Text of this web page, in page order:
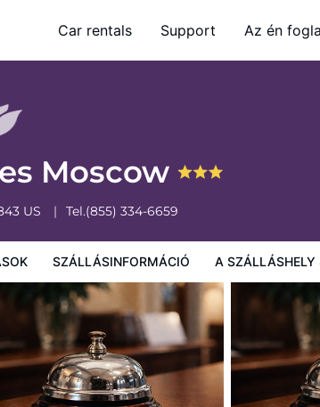
Car rentals Support Az én
Moscow
US Tel.(855) 334-6659
SZÁLLÁSINFORMÁCIÓ A SZÁLLÁSHELY
szabályzata